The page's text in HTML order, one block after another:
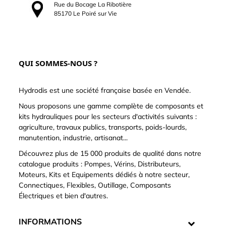
Rue du Bocage La Ribotière
85170 Le Poiré sur Vie
QUI SOMMES-NOUS ?
Hydrodis est une société française basée en Vendée.
Nous proposons une gamme complète de composants et
kits hydrauliques pour les secteurs d'activités suivants :
agriculture, travaux publics, transports, poids-lourds,
manutention, industrie, artisanat...
Découvrez plus de 15 000 produits de qualité dans notre
catalogue produits : Pompes, Vérins, Distributeurs,
Moteurs, Kits et Equipements dédiés à notre secteur,
Connectiques, Flexibles, Outillage, Composants
Électriques et bien d'autres.
INFORMATIONS